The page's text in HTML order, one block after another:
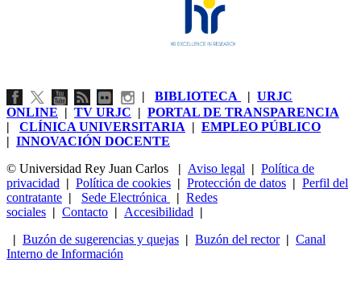
| BIBLIOTECA | URJC
ONLINE | TV URJC | PORTAL DE TRANSPARENCIA
| CLÍNICA UNIVERSITARIA | EMPLEO PÚBLICO
| INNOVACIÓN DOCENTE
© Universidad Rey Juan Carlos
| Aviso legal | Política de
privacidad | Política de cookies | Protección de datos | Perfil del
contratante | Sede Electrónica | Redes
sociales | Contacto | Accesibilidad |
| Buzón de sugerencias y quejas | Buzón del rector| Canal
Interno de Información